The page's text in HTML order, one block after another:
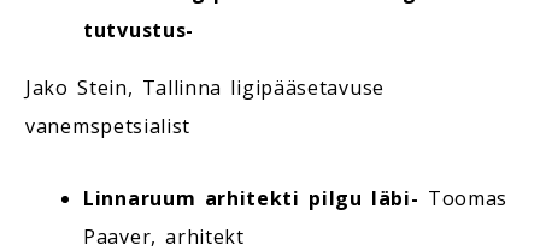
tutvustus-
Jako Stein, Tallinna ligipääsetavuse
vanemspetsialist
Linnaruum arhitekti pilgu läbi- Toomas
Paaver, arhitekt